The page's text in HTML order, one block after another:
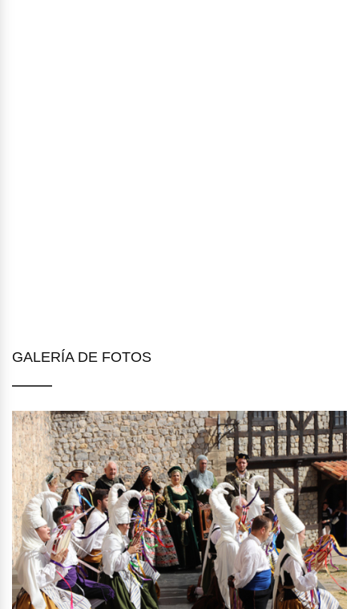
GALERÍA DE FOTOS